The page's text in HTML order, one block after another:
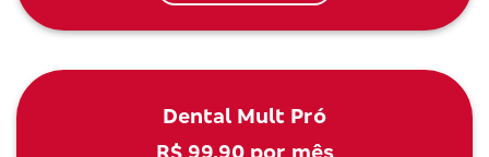
Dental Mult Pró